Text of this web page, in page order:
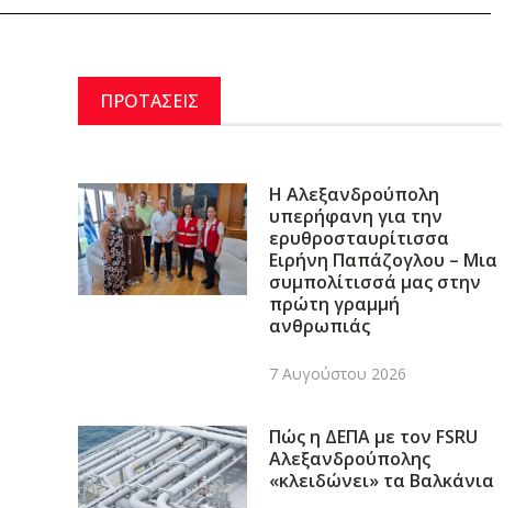
ΠΡΟΤΑΣΕΙΣ
Η Αλεξανδρούπολη
υπερήφανη για την
ερυθροσταυρίτισσα
Ειρήνη Παπάζογλου – Μια
συμπολίτισσά μας στην
πρώτη γραμμή
ανθρωπιάς
7 Αυγούστου 2026
Πώς η ΔΕΠΑ με τον FSRU
Αλεξανδρούπολης
«κλειδώνει» τα Βαλκάνια